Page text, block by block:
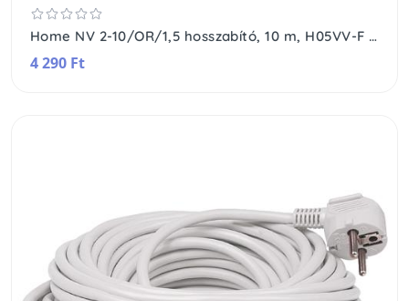
Home NV 2-10/OR/1,5 hosszabító, 10 m, H05VV-F 3G1,5 mm2 kábel, IP 20 kivitel, 250V~/16A/3680W, pipa alakú dugó és egyenes lengő aljzat, narancssárga színű
4 290 Ft